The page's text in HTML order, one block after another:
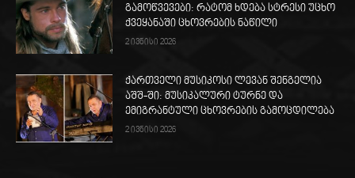
გამოწვევები: რატომ ხდება სტრესი უცხო
ქვეყანაში ცხოვრების ნაწილი
2 ივნისი 2026
ქართველი მუსიკოსი ლევან შენგელია
აშშ-ში: მუსიკალური ტურნე და
ემიგრანტული ცხოვრების გამოცდილება
2 ივნისი 2026